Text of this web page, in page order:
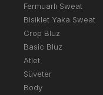
Fermuarlı Sweat
Bisiklet Yaka Sweat
Crop Bluz
Basic Bluz
Atlet
Süveter
Body